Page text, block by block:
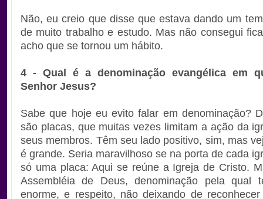
Não, eu creio que disse que estava dando um
de muito trabalho e estudo. Mas não consegui
acho que se tornou um hábito.
4 - Qual é a denominação evangélica em
Senhor Jesus?
Sabe que hoje eu evito falar em denominação?
são placas, que muitas vezes limitam a ação da
seus membros. Têm seu lado positivo, sim, mas
é grande. Seria maravilhoso se na porta de cada
só uma placa: Aqui se reúne a Igreja de Cristo.
Assembléia de Deus, denominação pela qual
enorme, e respeito, não deixando de